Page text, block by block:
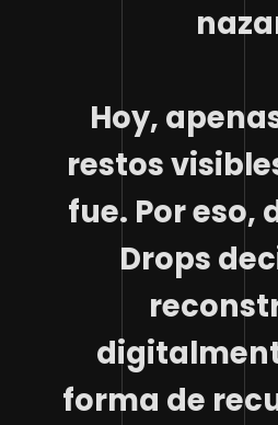
Hoy,
restos
fue. Por eso,
Drops
forma de